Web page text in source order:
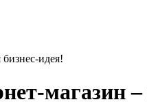
идея!
магазин